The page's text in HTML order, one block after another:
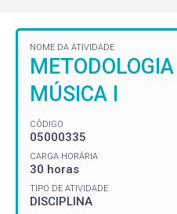
NOME DA ATIVIDADE
MÚSICA I
CÓDIGO
05000335
CARGA HORÁRIA
30 horas
TIPO DE ATIVIDADE
DISCIPLINA